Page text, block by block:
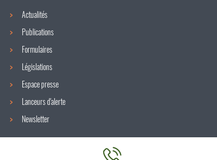
Actualités
Publications
Formulaires
Législations
Espace presse
Lanceurs d'alerte
Newsletter